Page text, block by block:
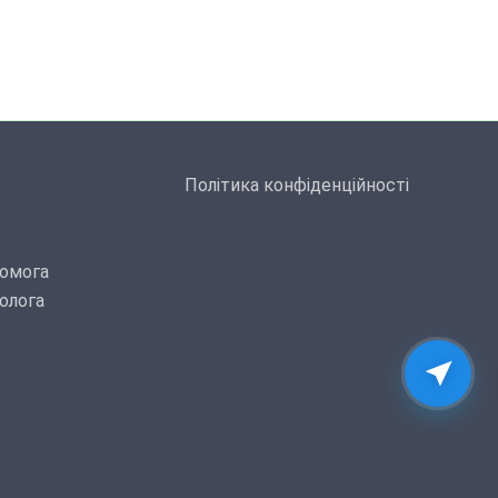
Політика конфіденційності